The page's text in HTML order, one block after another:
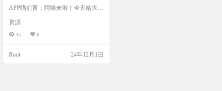
安卓小工具，体积轻巧，仅
度和长度，并支持精细校
准，应用简单易用，无广告
测量的场合
APP喵前言：阿喵来啦！今天给大家
水准仪。这个小巧的应用只有1.4M
B，但它功能强大，拥有水平仪和直
准，操作简单，无广告，无需权
资源
1k 0
Root 24年12月1日